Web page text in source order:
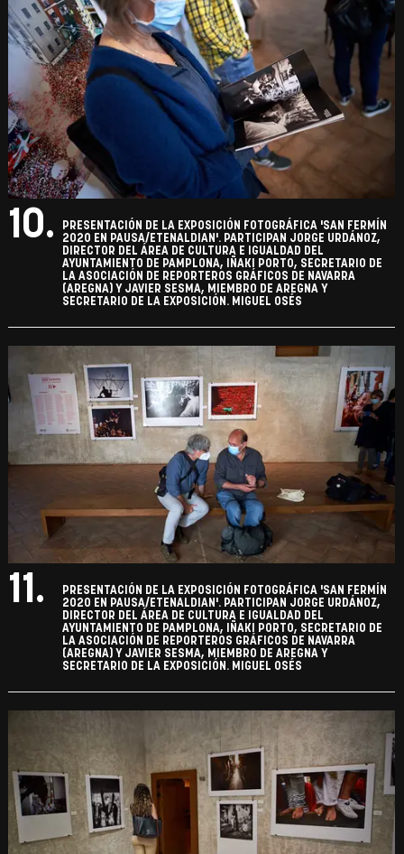
10.
PRESENTACIÓN DE LA EXPOSICIÓN FOTOGRÁFICA 'SAN FERMÍN
2020 EN PAUSA/ETENALDIAN'. PARTICIPAN JORGE URDÁNOZ,
DIRECTOR DEL ÁREA DE CULTURA E IGUALDAD DEL
AYUNTAMIENTO DE PAMPLONA, IÑAKI PORTO, SECRETARIO DE
LA ASOCIACIÓN DE REPORTEROS GRÁFICOS DE NAVARRA
(AREGNA) Y JAVIER SESMA, MIEMBRO DE AREGNA Y
SECRETARIO DE LA EXPOSICIÓN. MIGUEL OSÉS
11.
PRESENTACIÓN DE LA EXPOSICIÓN FOTOGRÁFICA 'SAN FERMÍN
2020 EN PAUSA/ETENALDIAN'. PARTICIPAN JORGE URDÁNOZ,
DIRECTOR DEL ÁREA DE CULTURA E IGUALDAD DEL
AYUNTAMIENTO DE PAMPLONA, IÑAKI PORTO, SECRETARIO DE
LA ASOCIACIÓN DE REPORTEROS GRÁFICOS DE NAVARRA
(AREGNA) Y JAVIER SESMA, MIEMBRO DE AREGNA Y
SECRETARIO DE LA EXPOSICIÓN. MIGUEL OSÉS